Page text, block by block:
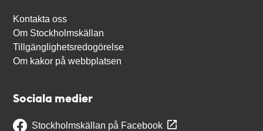
Kontakta oss
Om Stockholmskällan
Tillgänglighetsredogörelse
Om kakor på webbplatsen
Sociala medier
Stockholmskällan på Facebook